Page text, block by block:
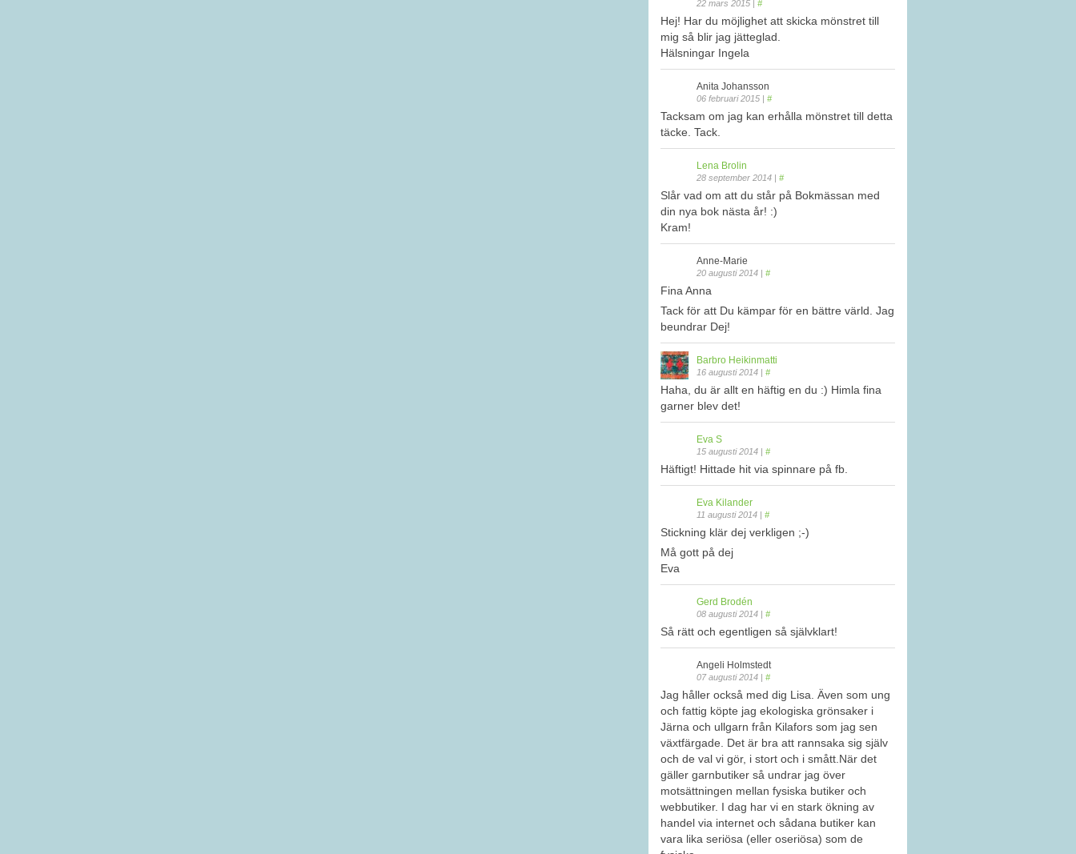
22 mars 2015 | #
Hej! Har du möjlighet att skicka mönstret till
mig så blir jag jätteglad.
Hälsningar Ingela
Anita Johansson
06 februari 2015 | #
Tacksam om jag kan erhålla mönstret till detta
täcke. Tack.
Lena Brolin
28 september 2014 | #
Slår vad om att du står på Bokmässan med
din nya bok nästa år! :)
Kram!
Anne-Marie
20 augusti 2014 | #
Fina Anna
Tack för att Du kämpar för en bättre värld. Jag
beundrar Dej!
Barbro Heikinmatti
16 augusti 2014 | #
Haha, du är allt en häftig en du :) Himla fina
garner blev det!
Eva S
15 augusti 2014 | #
Häftigt! Hittade hit via spinnare på fb.
Eva Kilander
11 augusti 2014 | #
Stickning klär dej verkligen ;-)
Må gott på dej
Eva
Gerd Brodén
08 augusti 2014 | #
Så rätt och egentligen så självklart!
Angeli Holmstedt
07 augusti 2014 | #
Jag håller också med dig Lisa. Även som ung
och fattig köpte jag ekologiska grönsaker i
Järna och ullgarn från Kilafors som jag sen
växtfärgade. Det är bra att rannsaka sig själv
och de val vi gör, i stort och i smått.När det
gäller garnbutiker så undrar jag över
motsättningen mellan fysiska butiker och
webbutiker. I dag har vi en stark ökning av
handel via internet och sådana butiker kan
vara lika seriösa (eller oseriösa) som de